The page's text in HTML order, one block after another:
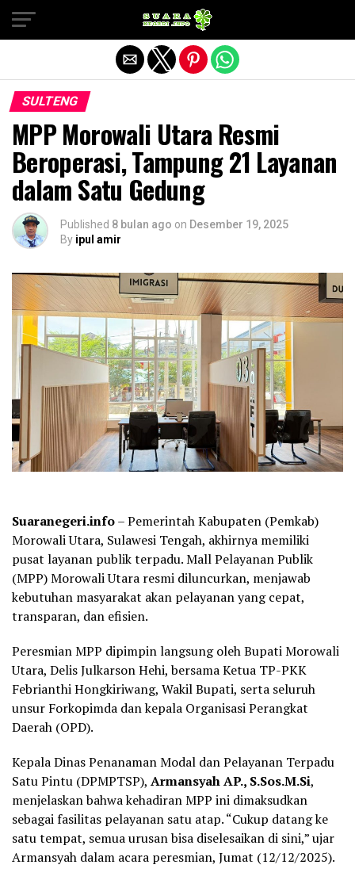
SULTENG
MPP Morowali Utara Resmi
Beroperasi, Tampung 21 Layanan
dalam Satu Gedung
Published 8 bulan ago on Desember 19, 2025
By ipul amir
Suaranegeri.info– Pemerintah Kabupaten (Pemkab)
Morowali Utara, Sulawesi Tengah, akhirnya memiliki
pusat layanan publik terpadu. Mall Pelayanan Publik
(MPP) Morowali Utara resmi diluncurkan, menjawab
kebutuhan masyarakat akan pelayanan yang cepat,
transparan, dan efisien.
Peresmian MPP dipimpin langsung oleh Bupati Morowali
Utara, Delis Julkarson Hehi, bersama Ketua TP-PKK
Febrianthi Hongkiriwang, Wakil Bupati, serta seluruh
unsur Forkopimda dan kepala Organisasi Perangkat
Daerah (OPD).
Kepala Dinas Penanaman Modal dan Pelayanan Terpadu
Satu Pintu (DPMPTSP), Armansyah AP., S.Sos.M.Si,
menjelaskan bahwa kehadiran MPP ini dimaksudkan
sebagai fasilitas pelayanan satu atap. “Cukup datang ke
satu tempat, semua urusan bisa diselesaikan di sini,” ujar
Armansyah dalam acara peresmian, Jumat (12/12/2025).
Exit mobile version